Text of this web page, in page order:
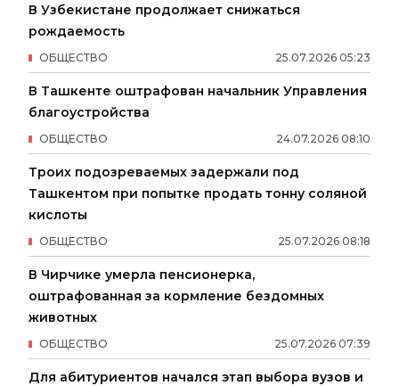
В Узбекистане продолжает снижаться
рождаемость
25.07.2026 05:23
ОБЩЕСТВО
В Ташкенте оштрафован начальник Управления
благоустройства
24.07.2026 08:10
ОБЩЕСТВО
Троих подозреваемых задержали под
Ташкентом при попытке продать тонну соляной
кислоты
25.07.2026 08:18
ОБЩЕСТВО
В Чирчике умерла пенсионерка,
оштрафованная за кормление бездомных
животных
25.07.2026 07:39
ОБЩЕСТВО
Для абитуриентов начался этап выбора вузов и